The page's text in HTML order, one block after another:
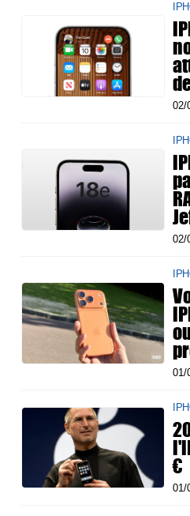
01/
€
01/